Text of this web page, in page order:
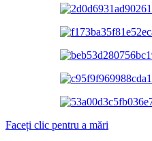
Faceți clic pentru a mări